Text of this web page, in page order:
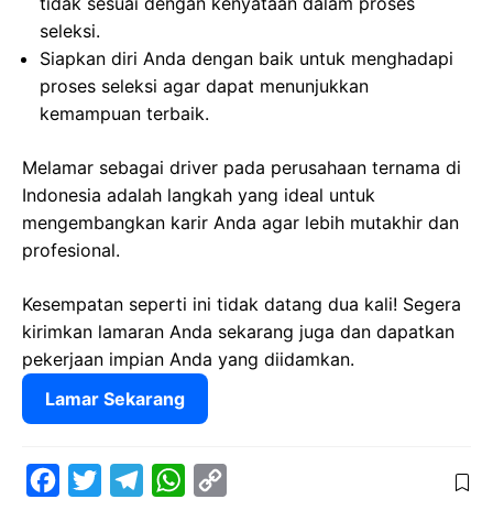
seleksi.
Siapkan diri Anda dengan baik untuk menghadapi
proses seleksi agar dapat menunjukkan
kemampuan terbaik.
Melamar sebagai driver pada perusahaan ternama di
Indonesia adalah langkah yang ideal untuk
mengembangkan karir Anda agar lebih mutakhir dan
profesional.
Kesempatan seperti ini tidak datang dua kali! Segera
kirimkan lamaran Anda sekarang juga dan dapatkan
pekerjaan impian Anda yang diidamkan.
Lamar Sekarang
W